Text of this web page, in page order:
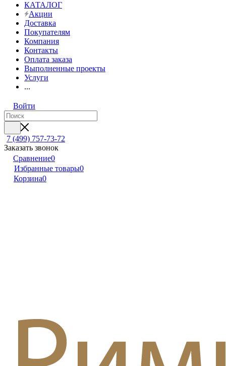
КАТАЛОГ
Акции
Доставка
Покупателям
Компания
Контакты
Оплата заказа
Выполненные проекты
Услуги
...
Войти
7 (499) 757-73-72
Заказать звонок
Сравнение0
Избранные товары0
Корзина0